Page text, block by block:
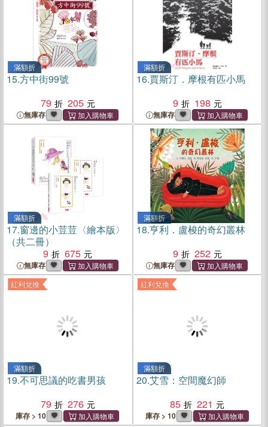
滿額折
15.方中街99號
79
205
無庫存
滿額折
16.賈斯汀．摩根有匹小馬
9
198
無庫存
滿額折
17.窗邊的小荳荳〈繪本版〉
（共二冊）
9
675
無庫存
滿額折
18.亨利．盧梭的奇幻叢林
9
252
無庫存
紅利兌換
滿額折
19.不可思議的吃書男孩
79
276
庫存 > 10
紅利兌換
滿額折
20.艾雪：空間魔幻師
85
221
庫存 > 10